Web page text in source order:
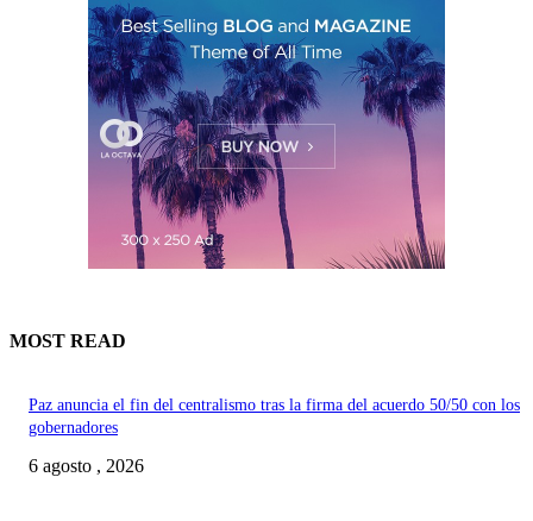
MOST READ
Paz anuncia el fin del centralismo tras la firma del acuerdo 50/50 con los
gobernadores
6 agosto , 2026